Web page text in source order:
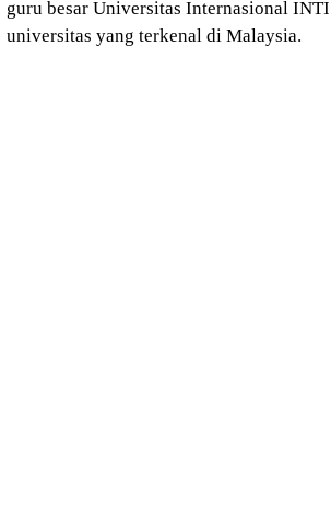
guru besar Universitas Internasional
universitas yang terkenal di Malaysia.